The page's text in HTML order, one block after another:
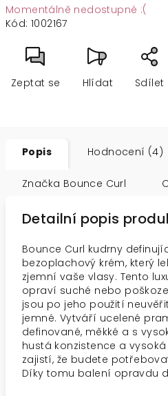
cena:
Momentálně nedostupné :(
Kód: 1002167
Zeptat se Hlídat Sdílet
Popis Hodnocení (4)
Značka Bounce Curl
Detailní popis
Bounce Curl kudrny
bezoplachový krém, který
zjemní vaše vlasy. Tento
opraví suché nebo
jsou po jeho použití
jemné. Vytváří ucelené
definované, měkké a s
hustá konzistence a
zajistí, že budete
Díky tomu balení opravdu